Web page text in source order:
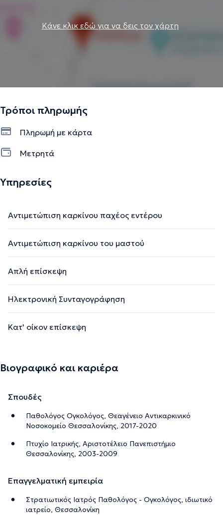
Κάνε κλικ εδώ για να δεις τον χάρτη
Τρόποι πληρωμής
Πληρωμή με κάρτα
Μετρητά
Υπηρεσίες
Αντιμετώπιση καρκίνου παχέος εντέρου
Αντιμετώπιση καρκίνου του μαστού
Απλή επίσκεψη
Ηλεκτρονική Συνταγογράφηση
Κατ' οίκον επίσκεψη
Βιογραφικό και καριέρα
Σπουδές
Παθολόγος Ογκολόγος, Θεαγένειο Αντικαρκινικό
Νοσοκομείο Θεσσαλονίκης, 2017-2020
Πτυχίο Ιατρικής, Αριστοτέλειο Πανεπιστήμιο
Θεσσαλονίκης, 2003-2009
Επαγγελματική εμπειρία
Στρατιωτικός Ιατρός Παθολόγος - Ογκολόγος, ιδιωτικό
ιατρείο, Θεσσαλονίκη